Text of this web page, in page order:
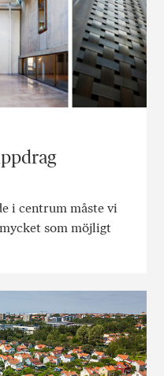
i centrum måste vi
som möjligt